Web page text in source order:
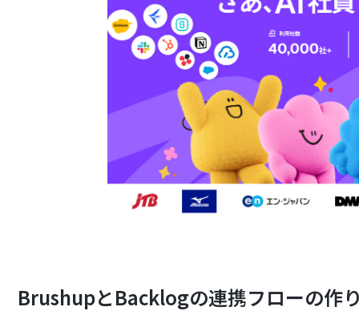
BrushupとBacklogの連携フローの作